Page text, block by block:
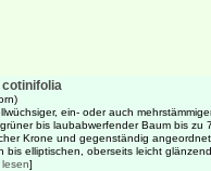
cotinifolia
ein- oder auch
bis laubabwerfender Baum bis zu
Krone und gegenständig
bis elliptischen, oberseits leicht glänzend
lesen]